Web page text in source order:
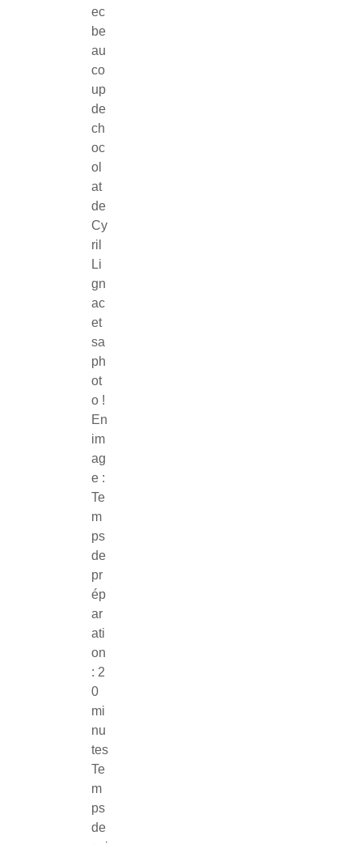
ec
be
au
co
up
de
ch
oc
ol
at
de
Cy
ril
Li
gn
ac
et
sa
ph
ot
o !
En
im
ag
e :
Te
m
ps
de
pr
ép
ar
ati
on
: 2
0
mi
nu
tes
Te
m
ps
de